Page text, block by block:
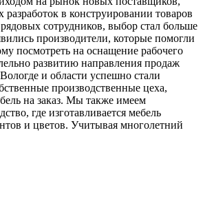
в конструировании товаров
сотрудников, выбор стал больше
производители, которые помогли
посмотреть на оснащение рабочего
развитию направления продаж
и области успешно стали
производственные цеха,
на заказ. Мы также имеем
где изготавливается мебель
и цветов. Учитывая многолетний